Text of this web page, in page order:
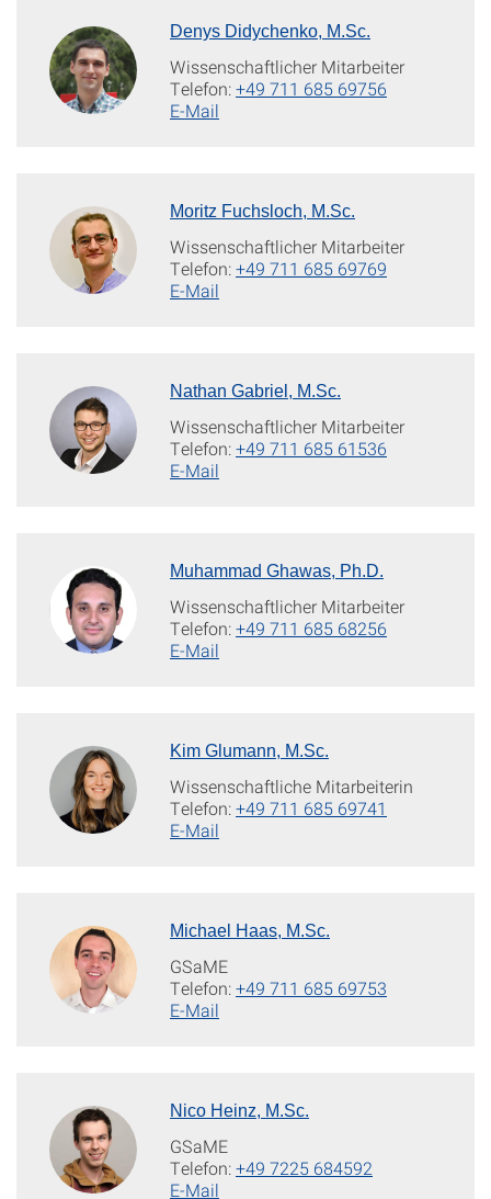
Denys Didychenko, M.Sc.
Wissenschaftlicher Mitarbeiter
Telefon:+49 711 685 69756
E-Mail
Moritz Fuchsloch, M.Sc.
Wissenschaftlicher Mitarbeiter
Telefon:+49 711 685 69769
E-Mail
Nathan Gabriel, M.Sc.
Wissenschaftlicher Mitarbeiter
Telefon:+49 711 685 61536
E-Mail
Muhammad Ghawas, Ph.D.
Wissenschaftlicher Mitarbeiter
Telefon:+49 711 685 68256
E-Mail
Kim Glumann, M.Sc.
Wissenschaftliche Mitarbeiterin
Telefon:+49 711 685 69741
E-Mail
Michael Haas, M.Sc.
GSaME
Telefon:+49 711 685 69753
E-Mail
Nico Heinz, M.Sc.
GSaME
Telefon:+49 7225 684592
E-Mail